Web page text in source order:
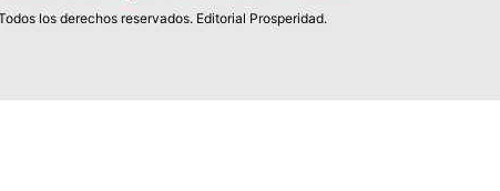
los derechos reservados. Editorial Prosperidad.